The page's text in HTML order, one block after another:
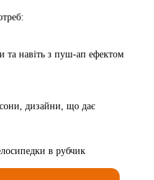
та навіть з пуш-ап ефектом
дизайни, що дає